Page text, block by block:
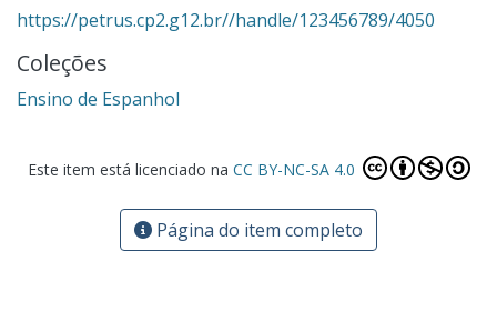
https://petrus.cp2.g12.br//handle/123456789/4050
Coleções
Ensino de Espanhol
Este item está licenciado na CC BY-NC-SA 4.0
Página do item completo